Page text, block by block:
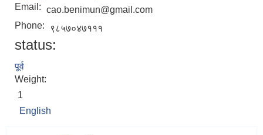
Email: cao.benimun@gmail.com
Phone:
९८५७०४७१११
status:
पूर्व
Weight:
1
English